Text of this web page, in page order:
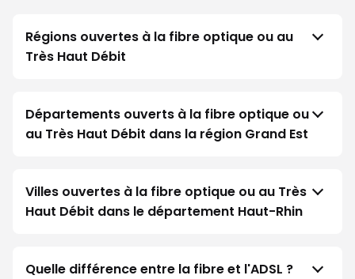
Régions ouvertes à la fibre optique ou au
Très Haut Débit
Départements ouverts à la fibre optique ou
au Très Haut Débit dans la région Grand Est
Villes ouvertes à la fibre optique ou au Très
Haut Débit dans le département Haut-Rhin
Quelle différence entre la fibre et l'ADSL ?